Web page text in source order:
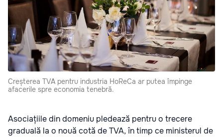
Creșterea TVA pentru industria HoReCa ar putea împinge
afacerile spre economia tenebră.
Asociațiile din domeniu pledează pentru o trecere
graduală la o nouă cotă de TVA, în timp ce ministerul de